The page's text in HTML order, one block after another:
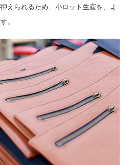
えられるため、小ロット生産を、よ
。